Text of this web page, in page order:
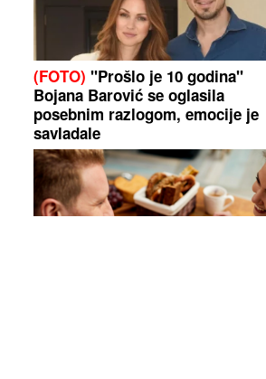
(FOTO) "Prošlo je 10 godina"
Bojana Barović se oglasila
posebnim razlogom, emocije je
savladale